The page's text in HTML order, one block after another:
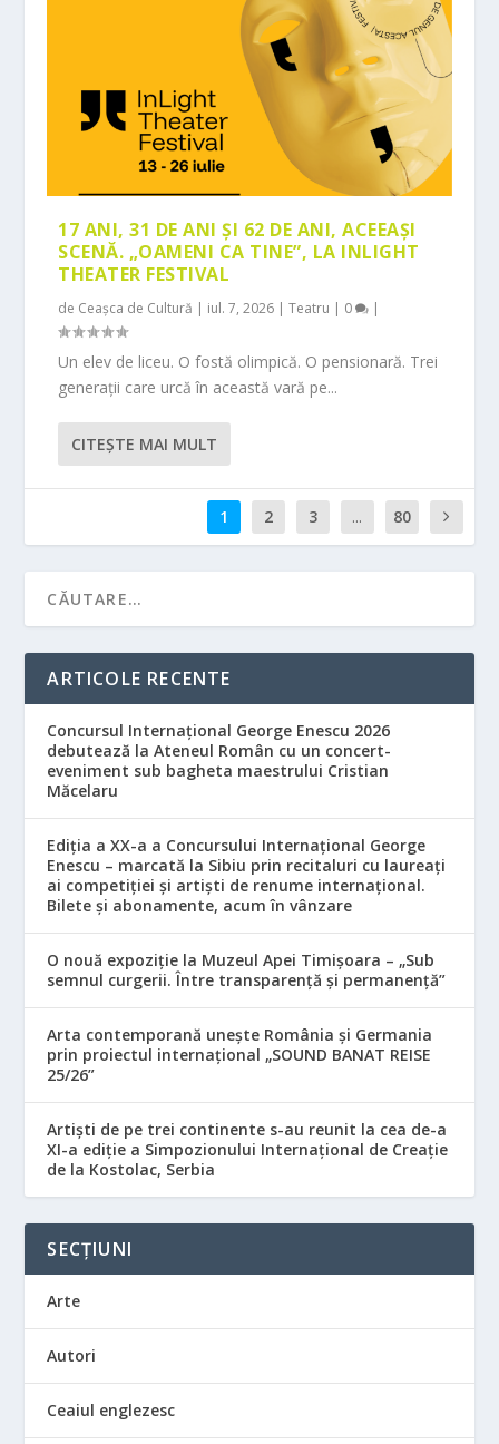
17 ANI, 31 DE ANI ȘI 62 DE ANI, ACEEAȘI
SCENĂ. „OAMENI CA TINE”, LA INLIGHT
THEATER FESTIVAL
de Ceașca de Cultură | iul. 7, 2026 |Teatru | 0 |
Un elev de liceu. O fostă olimpică. O pensionară. Trei
generații care urcă în această vară pe...
CITEŞTE MAI MULT
1 2 3 ... 80
ARTICOLE RECENTE
Concursul Internațional George Enescu 2026
debutează la Ateneul Român cu un concert-
eveniment sub bagheta maestrului Cristian
Măcelaru
Ediția a XX-a a Concursului Internațional George
Enescu – marcată la Sibiu prin recitaluri cu laureați
ai competiției și artiști de renume internațional.
Bilete și abonamente, acum în vânzare
O nouă expoziție la Muzeul Apei Timișoara – „Sub
semnul curgerii. Între transparență și permanență”
Arta contemporană unește România și Germania
prin proiectul internațional „SOUND BANAT REISE
25/26”
Artiști de pe trei continente s-au reunit la cea de-a
XI-a ediție a Simpozionului Internațional de Creație
de la Kostolac, Serbia
SECȚIUNI
Arte
Autori
Ceaiul englezesc